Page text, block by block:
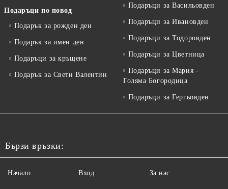
Подаръци по повод
Подарък за рожден ден
Подарък за имен ден
Подаръци за кръщене
Подарък за Свети Валентин
Подаръци за Васильовден
Подаръци за Ивановден
Подаръци за Тодоровден
Подаръци за Цветница
Подаръци за Мария -
Голяма Богородица
Подаръци за Гергьовден
Бързи връзки:
Начало Вход За нас